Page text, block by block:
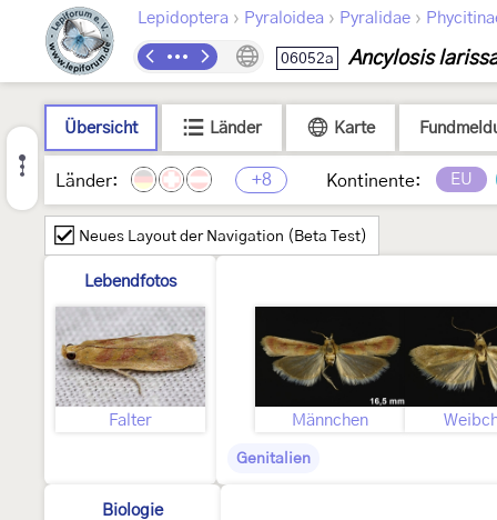
Lepidoptera › Pyraloidea › Pyralidae ›
06052a Ancylosis
Übersicht Länder Karte
Länder: +8 Kontinente: EU
Neues Layout der Navigation (Beta Test)
Lebendfotos
Falter Männchen
Genitalien
Biologie